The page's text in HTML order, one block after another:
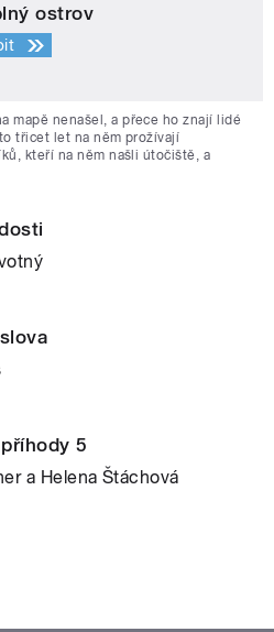
ostrov
mapě nenašel, a přece ho znají lidé
třicet let na něm prožívají
kteří na něm našli útočiště, a
5
a Helena Štáchová